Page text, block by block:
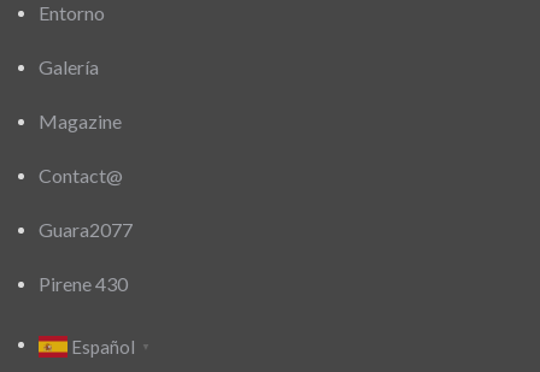
Entorno
Galería
Magazine
Contact@
Guara2077
Pirene 430
Español ▼